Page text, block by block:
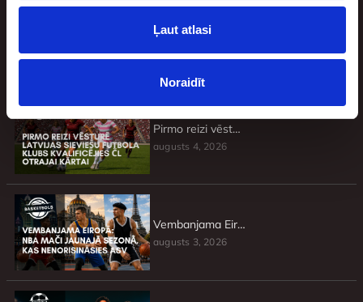
Ļaut atlasi
Noraidīt
Pirmo reizi vēsturē Latvijas sieviešu futbola klubs kvalificējies ČL otrajai kārtai
augusts 4, 2026
Vembanjama Eiropā: NBA mači jaunajā sezonā, kas nenorisināsies ASV
augusts 3, 2026